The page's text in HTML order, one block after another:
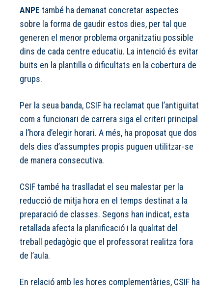
ANPE també ha demanat concretar aspectes
sobre la forma de gaudir estos dies, per tal que
generen el menor problema organitzatiu possible
dins de cada centre educatiu. La intenció és evitar
buits en la plantilla o dificultats en la cobertura de
grups.
Per la seua banda, CSIF ha reclamat que l’antiguitat
com a funcionari de carrera siga el criteri principal
a l’hora d’elegir horari. A més, ha proposat que dos
dels dies d’assumptes propis puguen utilitzar-se
de manera consecutiva.
CSIF també ha traslladat el seu malestar per la
reducció de mitja hora en el temps destinat a la
preparació de classes. Segons han indicat, esta
retallada afecta la planificació i la qualitat del
treball pedagògic que el professorat realitza fora
de l’aula.
En relació amb les hores complementàries, CSIF ha